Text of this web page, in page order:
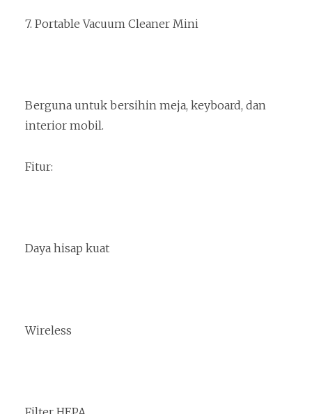
7. Portable Vacuum Cleaner Mini
Berguna untuk bersihin meja, keyboard, dan
interior mobil.
Fitur:
Daya hisap kuat
Wireless